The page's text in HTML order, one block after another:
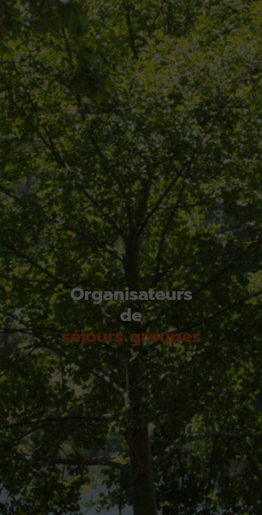
Organisateurs
de
séjours groupes